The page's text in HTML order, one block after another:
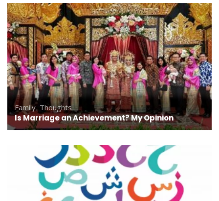
Family, Thoughts
Is Marriage an Achievement? My Opinion